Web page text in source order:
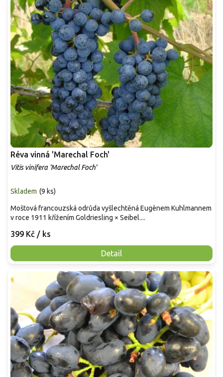
Réva vinná 'Marechal Foch'
Vitis vinifera 'Marechal Foch'
Skladem (9 ks)
399 Kč / ks
Detail
Moštová francouzská odrůda vyšlechtěná Eugènem Kuhlmannem
v roce 1911 křížením Goldriesling × Seibel....